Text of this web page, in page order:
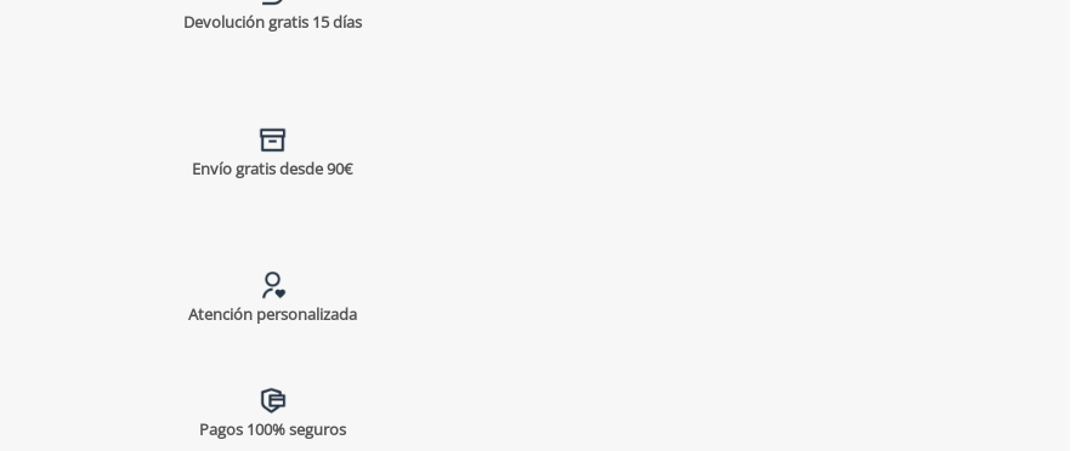
Devolución gratis 15 días
Envío gratis desde 90€
Atención personalizada
Pagos 100% seguros